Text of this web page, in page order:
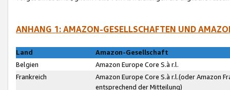
ANHANG 1: AMAZON-GESELLSCHAFTEN UND
Land
Amazon-Gesellschaft
Belgien
Amazon Europe Core S.à r.l.
Frankreich
Amazon Europe Core S.à r.l.(oder Amazon
entsprechend der Mitteilung)